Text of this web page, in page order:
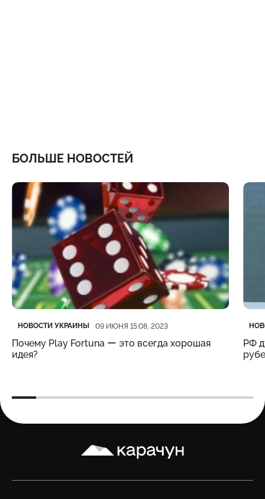
БОЛЬШЕ НОВОСТЕЙ
Категория
НОВОСТИ УКРАИНЫ
Дата публикации 09 ИЮНЯ 15:08, 2023
Почему Play Fortuna ー это всегда хорошая
идея?
РФ
Карачун